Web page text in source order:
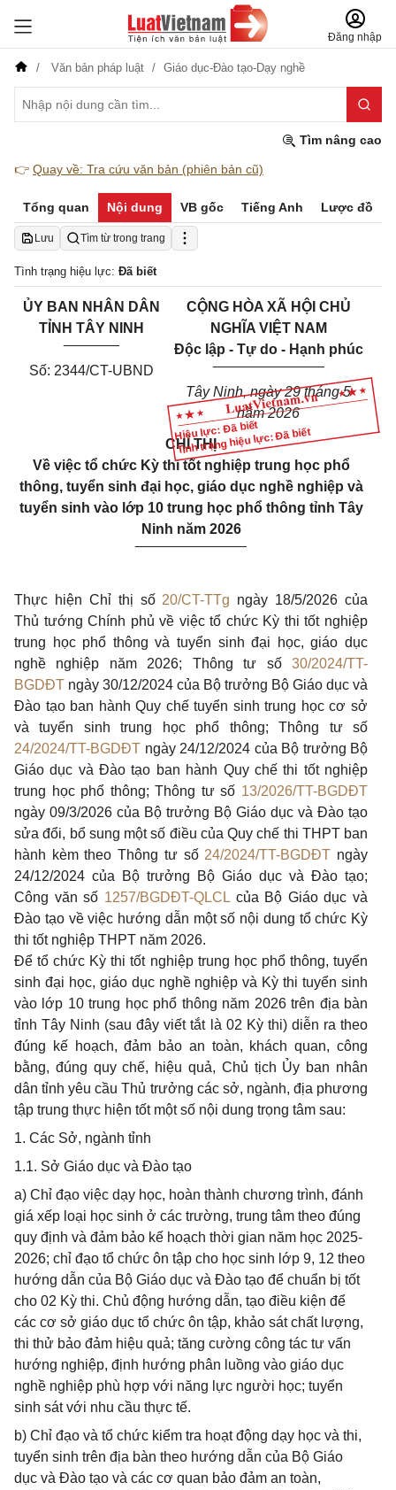
Đăng nhập
Văn bản pháp luật Giáo dục-Đào tạo-Dạy nghề
Tìm nâng cao
👉 Quay về: Tra cứu văn bản (phiên bản cũ)
Tổng quan Nội dung VB gốc Tiếng Anh Lược đồ
Lưu Tìm từ trong trang
Tình trạng hiệu lực: Đã biết
Hiệu lực: Đã biết
Tình trạng hiệu lực: Đã biết
ỦY BAN NHÂN DÂN
TỈNH TÂY NINH
Số: 2344/CT-UBND
CỘNG HÒA XÃ HỘI CHỦ
NGHĨA VIỆT NAM
Độc lập - Tự do - Hạnh phúc
______________
Tây Ninh, ngày 29 tháng 5
năm 2026
CHỈ THỊ
Về việc tổ chức Kỳ thi tốt nghiệp trung học phổ
thông, tuyển sinh đại học, giáo dục nghề nghiệp và
tuyển sinh vào lớp 10 trung học phổ thông tỉnh Tây
Ninh năm 2026
Thực hiện Chỉ thị số 20/CT-TTg ngày 18/5/2026 của
Thủ tướng Chính phủ về việc tổ chức Kỳ thi tốt nghiệp
trung học phổ thông và tuyển sinh đại học, giáo dục
nghề nghiệp năm 2026; Thông tư số 30/2024/TT-
BGDĐT ngày 30/12/2024 của Bộ trưởng Bộ Giáo dục và
Đào tạo ban hành Quy chế tuyển sinh trung học cơ sở
và tuyển sinh trung học phổ thông; Thông tư số
24/2024/TT-BGDĐT ngày 24/12/2024 của Bộ trưởng Bộ
Giáo dục và Đào tạo ban hành Quy chế thi tốt nghiệp
trung học phổ thông; Thông tư số 13/2026/TT-BGDĐT
ngày 09/3/2026 của Bộ trưởng Bộ Giáo dục và Đào tạo
sửa đổi, bổ sung một số điều của Quy chế thi THPT ban
hành kèm theo Thông tư số 24/2024/TT-BGDĐT ngày
24/12/2024 của Bộ trưởng Bộ Giáo dục và Đào tạo;
Công văn số 1257/BGDĐT-QLCLcủa Bộ Giáo dục và
Đào tạo về việc hướng dẫn một số nội dung tổ chức Kỳ
thi tốt nghiệp THPT năm 2026.
Để tổ chức Kỳ thi tốt nghiệp trung học phổ thông, tuyển
sinh đại học, giáo dục nghề nghiệp và Kỳ thi tuyển sinh
vào lớp 10 trung học phổ thông năm 2026 trên địa bàn
tỉnh Tây Ninh (sau đây viết tắt là 02 Kỳ thi) diễn ra theo
đúng kế hoạch, đảm bảo an toàn, khách quan, công
bằng, đúng quy chế, hiệu quả, Chủ tịch Ủy ban nhân
dân tỉnh yêu cầu Thủ trưởng các sở, ngành, địa phương
tập trung thực hiện tốt một số nội dung trọng tâm sau:
1. Các Sở, ngành tỉnh
1.1. Sở Giáo dục và Đào tạo
a) Chỉ đạo việc dạy học, hoàn thành chương trình, đánh
giá xếp loại học sinh ở các trường, trung tâm theo đúng
quy định và đảm bảo kế hoạch thời gian năm học 2025-
2026; chỉ đạo tổ chức ôn tập cho học sinh lớp 9, 12 theo
hướng dẫn của Bộ Giáo dục và Đào tạo để chuẩn bị tốt
cho 02 Kỳ thi. Chủ động hướng dẫn, tạo điều kiện để
các cơ sở giáo dục tổ chức ôn tập, khảo sát chất lượng,
thi thử bảo đảm hiệu quả; tăng cường công tác tư vấn
hướng nghiệp, định hướng phân luồng vào giáo dục
nghề nghiệp phù hợp với năng lực người học; tuyển
sinh sát với nhu cầu thực tế.
b) Chỉ đạo và tổ chức kiểm tra hoạt động dạy học và thi,
tuyển sinh trên địa bàn theo hướng dẫn của Bộ Giáo
dục và Đào tạo và các cơ quan bảo đảm an toàn,